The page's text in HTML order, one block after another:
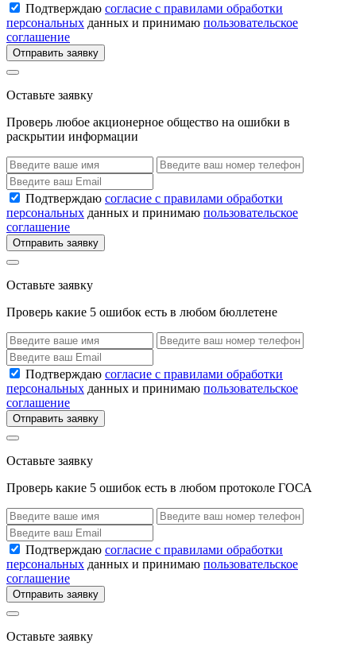
Подтверждаю согласие с правилами обработки
персональных данных и принимаю пользовательское
соглашение
Отправить заявку
Оставьте заявку
Проверь любое акционерное общество на ошибки в
раскрытии информации
Подтверждаю согласие с правилами обработки
персональных данных и принимаю пользовательское
соглашение
Отправить заявку
Оставьте заявку
Проверь какие 5 ошибок есть в любом бюллетене
Подтверждаю согласие с правилами обработки
персональных данных и принимаю пользовательское
соглашение
Отправить заявку
Оставьте заявку
Проверь какие 5 ошибок есть в любом протоколе ГОСА
Подтверждаю согласие с правилами обработки
персональных данных и принимаю пользовательское
соглашение
Отправить заявку
Оставьте заявку